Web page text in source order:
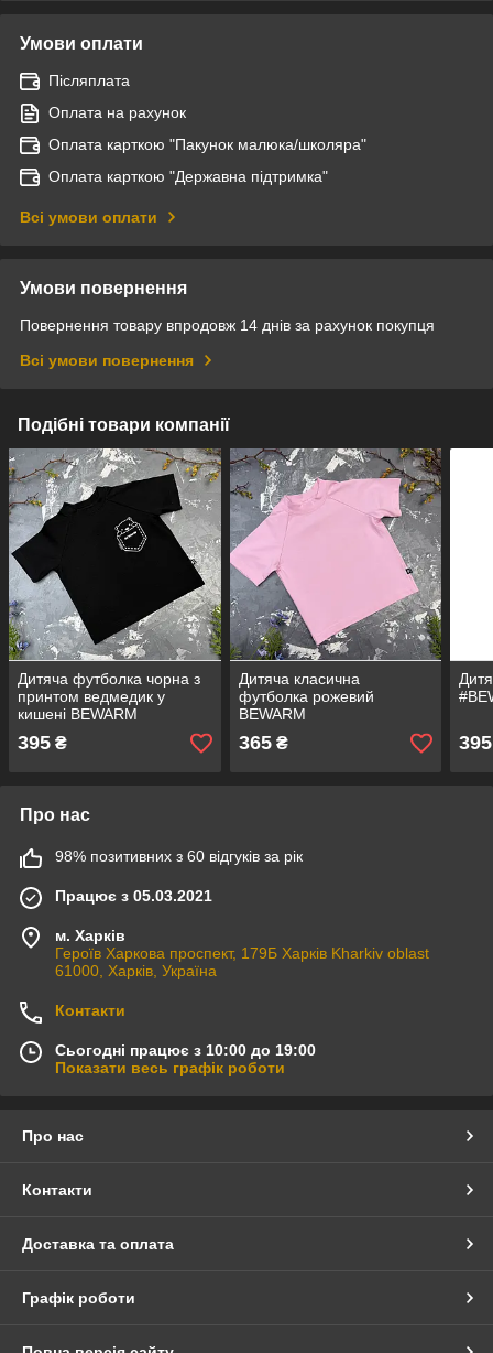
Умови оплати
Післяплата
Оплата на рахунок
Оплата карткою "Пакунок малюка/школяра"
Оплата карткою "Державна підтримка"
Всі умови оплати
Умови повернення
Повернення товару впродовж 14 днів за рахунок покупця
Всі умови повернення
Подібні товари компанії
Дитяча футболка чорна з
принтом ведмедик у
кишені BEWARM
395 ₴
Дитяча класична
футболка рожевий
BEWARM
365₴ 395
Про нас
98% позитивних з 60 відгуків за рік
Працює з 05.03.2021
м. Харків
Героїв Харкова проспект, 179Б Харків Kharkiv oblast
61000, Харків, Україна
Контакти
Сьогодні працює з 10:00 до 19:00
Показати весь графік роботи
Про нас
Контакти
Доставка та оплата
Графік роботи